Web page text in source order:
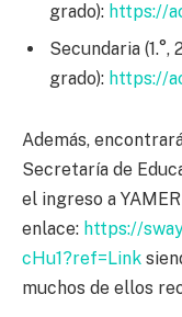
grado): https://
Secundaria (1.°,
grado): https://
Además,
Secretaría de
el ingreso a
enlace: https://
cHu1?ref=Link
muchos de ellos